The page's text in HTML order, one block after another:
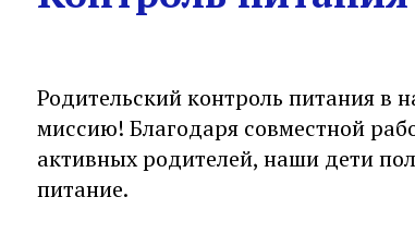
Родительский контроль питания в
миссию! Благодаря совместной
активных родителей, наши дети
питание.